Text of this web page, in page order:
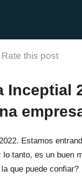
Rate this post
Inceptial
Estamos
tanto, es un buen
que puede confiar?